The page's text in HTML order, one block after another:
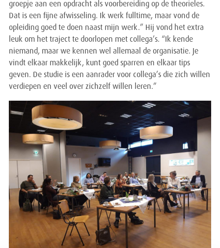
groepje aan een opdracht als voorbereiding op de theorieles.
Dat is een fijne afwisseling. Ik werk fulltime, maar vond de
opleiding goed te doen naast mijn werk.” Hij vond het extra
leuk om het traject te doorlopen met collega’s. “Ik kende
niemand, maar we kennen wel allemaal de organisatie. Je
vindt elkaar makkelijk, kunt goed sparren en elkaar tips
geven. De studie is een aanrader voor collega’s die zich willen
verdiepen en veel over zichzelf willen leren.”